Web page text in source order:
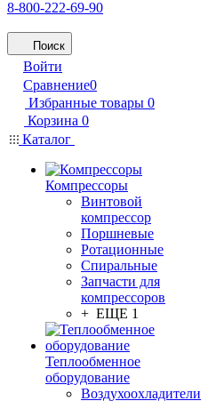
8-800-222-69-90
Поиск
Войти
Сравнение0
Избранные товары 0
Корзина 0
Каталог
Компрессоры
Винтовой
компрессор
Поршневые
Ротационные
Спиральные
Запчасти для
компрессоров
+ ЕЩЕ 1
Теплообменное
оборудование
Воздухоохладители